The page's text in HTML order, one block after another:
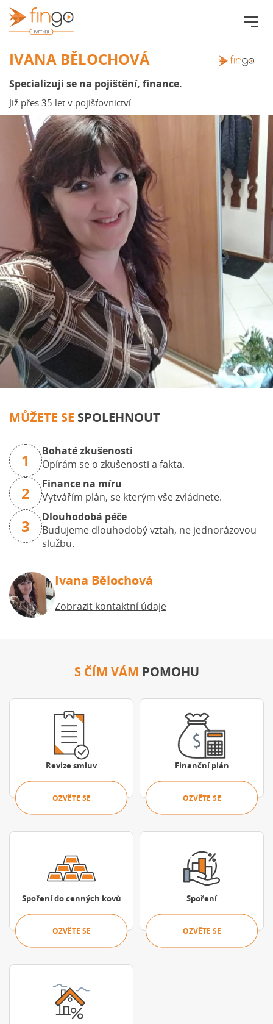
IVANA BĚLOCHOVÁ
Specializuji se na pojištění, finance.
Již přes 35 let v pojišťovnictví...
MŮŽETE SE SPOLEHNOUT
1
Bohaté zkušenosti
Opírám se o zkušenosti a fakta.
2
Finance na míru
Vytvářím plán, se kterým vše zvládnete.
3
Dlouhodobá péče
Budujeme dlouhodobý vztah, ne jednorázovou
službu.
Ivana Bělochová
Zobrazit kontaktní údaje
S ČÍM VÁM POMOHU
Revize smluv
OZVĚTE SE
Finanční plán
OZVĚTE SE
Spoření do cenných kovů
OZVĚTE SE
Spoření
OZVĚTE SE
Porovnat nabídky